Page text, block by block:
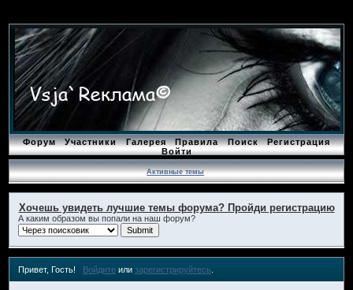
Форум Участники Галерея Правила Поиск
Регистрация
Войти
Активные темы
Хочешь увидеть лучшие темы форума? Пройди регистрацию
А каким образом вы попали на наш форум?
Привет, Гость! Войдитеили зарегистрируйтесь